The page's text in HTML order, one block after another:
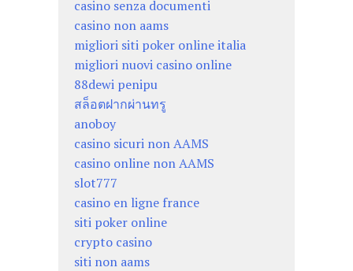
casino senza documenti
casino non aams
migliori siti poker online italia
migliori nuovi casino online
88dewi penipu
สล็อตฝากผ่านทรู
anoboy
casino sicuri non AAMS
casino online non AAMS
slot777
casino en ligne france
siti poker online
crypto casino
siti non aams